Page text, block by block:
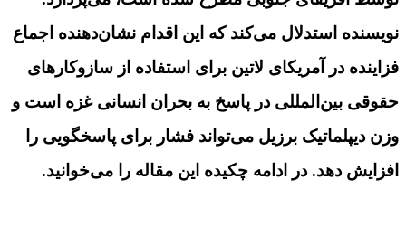
نویسنده استدلال می‌کند که این اقدام نشان‌دهنده اجماع
فزاینده در آمریکای لاتین برای استفاده از سازوکارهای
حقوقی بین‌المللی در پاسخ به بحران انسانی غزه است و
وزن دیپلماتیک برزیل می‌تواند فشار برای پاسخگویی را
افزایش دهد.در ادامه چکیده این مقاله را می‌خوانید.